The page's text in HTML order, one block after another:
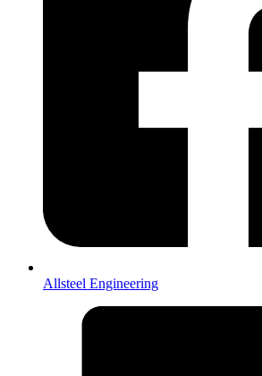
Allsteel Engineering